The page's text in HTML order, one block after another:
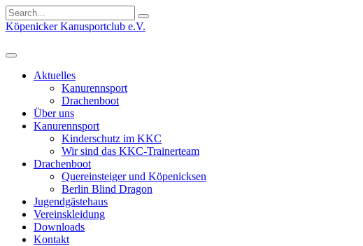
Search
for:
Köpenicker Kanusportclub e.V.
Aktuelles
Kanurennsport
Drachenboot
Über uns
Kanurennsport
Kinderschutz im KKC
Wir sind das KKC-Trainerteam
Drachenboot
Quereinsteiger und Köpenicksen
Berlin Blind Dragon
Jugendgästehaus
Vereinskleidung
Downloads
Kontakt